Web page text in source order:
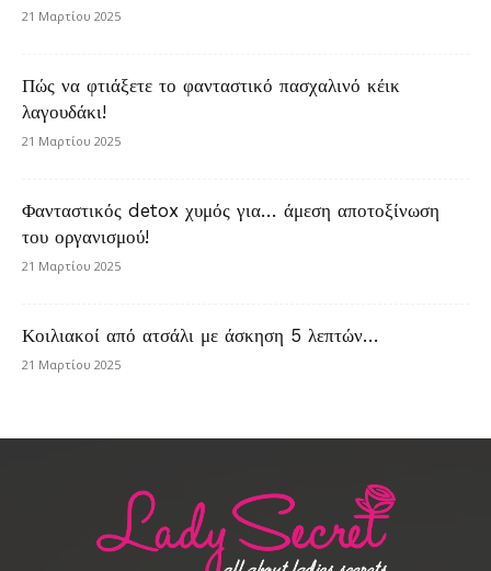
21 Μαρτίου 2025
Πώς να φτιάξετε το φανταστικό πασχαλινό κέικ
λαγουδάκι!
21 Μαρτίου 2025
Φανταστικός detox χυμός για… άμεση αποτοξίνωση
του οργανισμού!
21 Μαρτίου 2025
Κοιλιακοί από ατσάλι με άσκηση 5 λεπτών…
21 Μαρτίου 2025